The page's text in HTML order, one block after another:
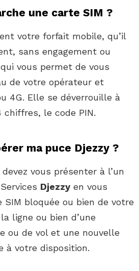
une carte SIM ?
votre forfait mobile, qu’il
sans engagement ou
vous permet de vous
de votre opérateur et
4G. Elle se déverrouille à
chiffres, le code PIN.
ma puce Djezzy ?
vous présenter à l’un
Djezzy en vous
bloquée ou bien de votre
ligne ou bien d’une
ou de vol et une nouvelle
à votre disposition.